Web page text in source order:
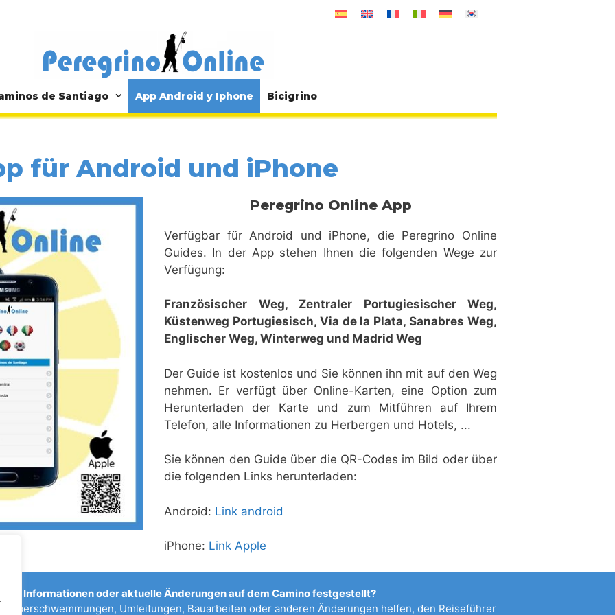
de Santiago App Android y Iphone Bicigrino
für Android und iPhone
Peregrino Online App
Verfügbar für Android und iPhone, die Peregrino Online
Guides. In der App stehen Ihnen die folgenden Wege zur
Verfügung:
Französischer Weg, Zentraler Portugiesischer Weg,
Küstenweg Portugiesisch, Via de la Plata,Sanabres Weg,
Englischer Weg, Winterweg und Madrid Weg
Der Guide ist kostenlos und Sie können ihn mit auf den Weg
nehmen. Er verfügt über Online-Karten, eine Option zum
Herunterladen der Karte und zum Mitführen auf Ihrem
Telefon, alle Informationen zu Herbergen und Hotels, ...
Sie können den Guide über die QR-Codes im Bild oder über
die folgenden Links herunterladen:
Android: Link android
iPhone: Link Apple
Informationen oder aktuelle Änderungen auf dem Camino festgestellt?
Überschwemmungen, Umleitungen, Bauarbeiten oder anderen Änderungen helfen, den Reiseführer